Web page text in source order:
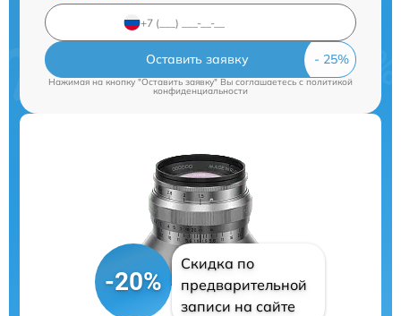
Оставить заявку
Нажимая на кнопку "Оставить заявку" Вы соглашаетесь cполитикой
конфиденциальности
-20%
Скидка по
предварительной
записи на сайте